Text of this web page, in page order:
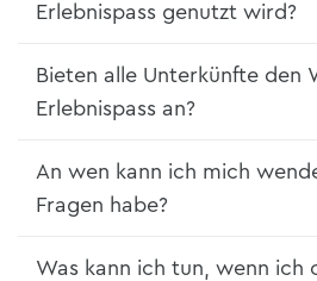
Erlebnispass genutzt wird?
Bieten alle Unterkünfte den
Erlebnispass an?
An wen kann ich mich
Fragen habe?
Was kann ich tun, wenn ich